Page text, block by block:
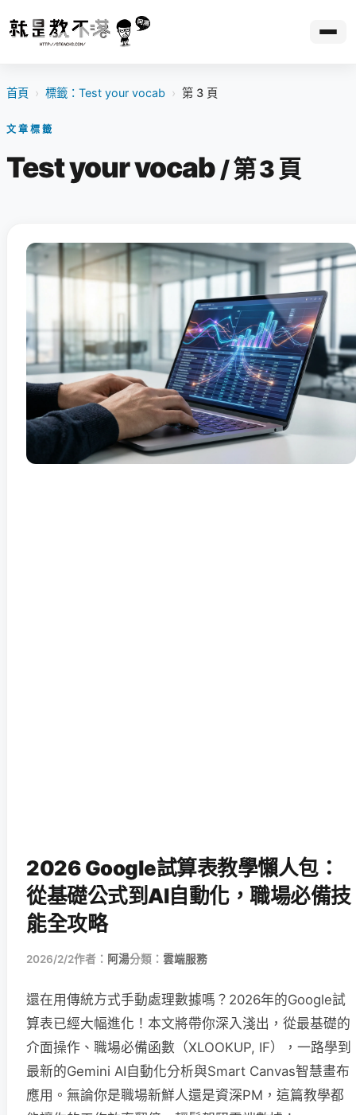
首頁 › 標籤：Test your vocab › 第 3 頁
文章標籤
Test your vocab / 第 3 頁
2026 Google試算表教學懶人包：
從基礎公式到AI自動化，職場必備技
能全攻略
2026/2/2作者： 阿湯分類： 雲端服務
還在用傳統方式手動處理數據嗎？2026年的Google試
算表已經大幅進化！本文將帶你深入淺出，從最基礎的
介面操作、職場必備函數（XLOOKUP, IF），一路學到
最新的Gemini AI自動化分析與Smart Canvas智慧畫布
應用。無論你是職場新鮮人還是資深PM，這篇教學都